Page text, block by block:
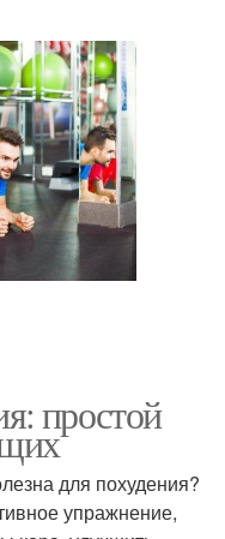
простой
для похудения?
упражнение,